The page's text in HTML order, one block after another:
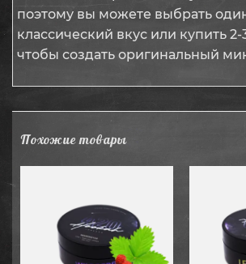
поэтому вы можете выбрать
классический вкус или купить 2-
чтобы создать оригинальный
Похожие товары